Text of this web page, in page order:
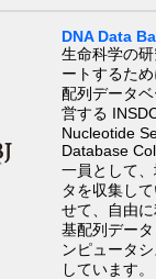
DNA Data
生命科学の
ートするた
配列データ
営する
Nucleotide
Database
一員として
タを収集し
せて、自由
基配列デー
ンピュータ
しています。